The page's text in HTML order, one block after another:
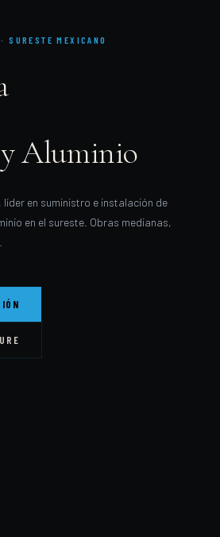
SURESTE MEXICANO
Aluminio
líder en suministro e instalación de
en el sureste. Obras medianas,